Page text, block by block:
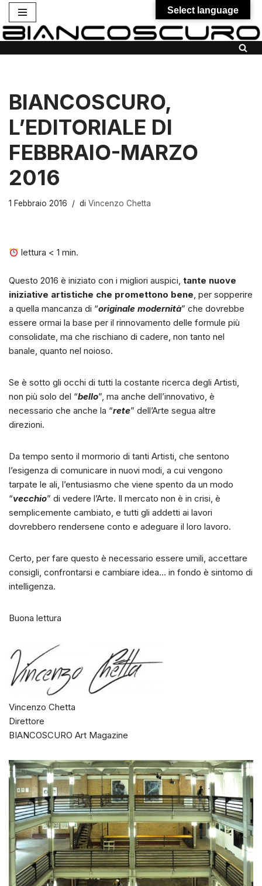
Vai
BIANCOSCURO,
L’EDITORIALE DI
FEBBRAIO-MARZO
2016
1 Febbraio 2016 di Vincenzo Chetta
lettura < 1 min.
Questo 2016 è iniziato con i migliori auspici, tante nuove
iniziative artistiche che promettono bene, per sopperire
a quella mancanza di “originale modernità” che dovrebbe
essere ormai la base per il rinnovamento delle formule più
consolidate, ma che rischiano di cadere, non tanto nel
banale, quanto nel noioso.
Se è sotto gli occhi di tutti la costante ricerca degli Artisti,
non più solo del “bello”, ma anche dell’innovativo, è
necessario che anche la “rete” dell’Arte segua altre
direzioni.
Da tempo sento il mormorio di tanti Artisti, che sentono
l’esigenza di comunicare in nuovi modi, a cui vengono
tarpate le ali, l’entusiasmo che viene spento da un modo
“vecchio” di vedere l’Arte. Il mercato non è in crisi, è
semplicemente cambiato, e tutti gli addetti ai lavori
dovrebbero rendersene conto e adeguare il loro lavoro.
Certo, per fare questo è necessario essere umili, accettare
consigli, confrontarsi e cambiare idea… in fondo è sintomo di
intelligenza.
Buona lettura
Vincenzo Chetta
Direttore
BIANCOSCURO Art Magazine
Select language